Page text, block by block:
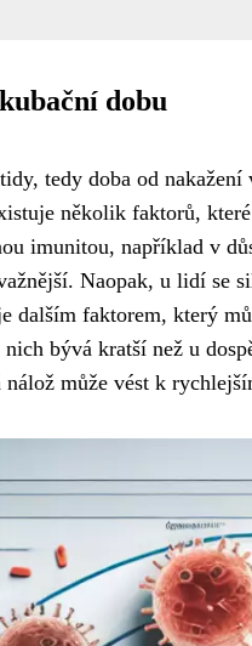
dobu
tedy doba od
několik faktorů,
imunitou, například v
Naopak, u lidí
dalším faktorem, který
bývá kratší než u
může vést k